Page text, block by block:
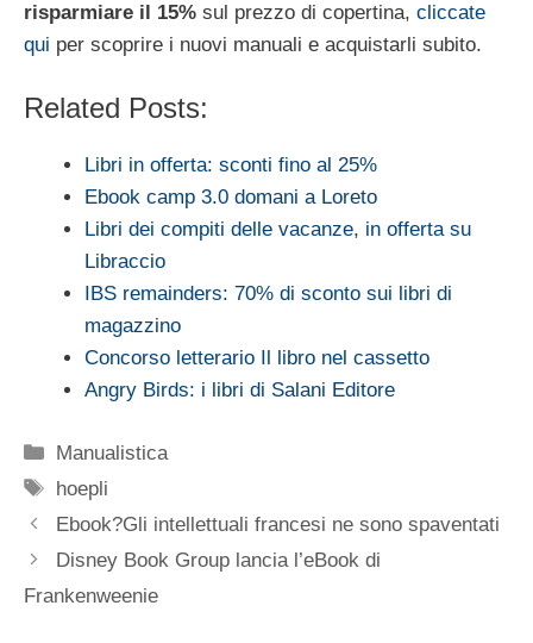
risparmiare il 15% sul prezzo di copertina, cliccate
qui per scoprire i nuovi manuali e acquistarli subito.
Related Posts:
Libri in offerta: sconti fino al 25%
Ebook camp 3.0 domani a Loreto
Libri dei compiti delle vacanze, in offerta su
Libraccio
IBS remainders: 70% di sconto sui libri di
magazzino
Concorso letterario Il libro nel cassetto
Angry Birds: i libri di Salani Editore
Categorie
Manualistica
Tag
hoepli
Ebook?Gli intellettuali francesi ne sono spaventati
Disney Book Group lancia l’eBook di
Frankenweenie